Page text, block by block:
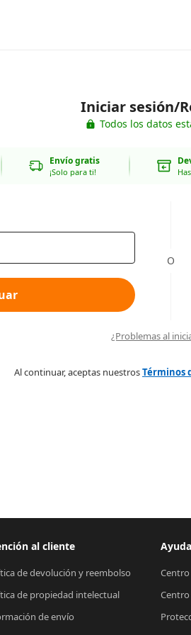
Iniciar sesión/
Todos los datos
Envío gratis
¡Solo para ti!
O
¿Problemas al
Al continuar, aceptas nuestrosTérminos
al cliente
de devolución y reembolso
de propiedad intelectual
de envío
Ayuda